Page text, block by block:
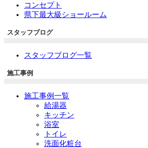
コンセプト
県下最大級ショールーム
スタッフブログ
スタッフブログ一覧
施工事例
施工事例一覧
給湯器
キッチン
浴室
トイレ
洗面化粧台